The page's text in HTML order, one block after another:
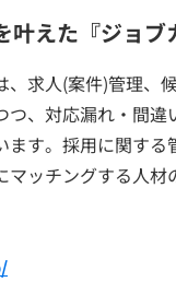
えた『ジョブ
、求人(案件)管理
つ、対応漏れ・間
ます。採用に関す
ッチングする人材